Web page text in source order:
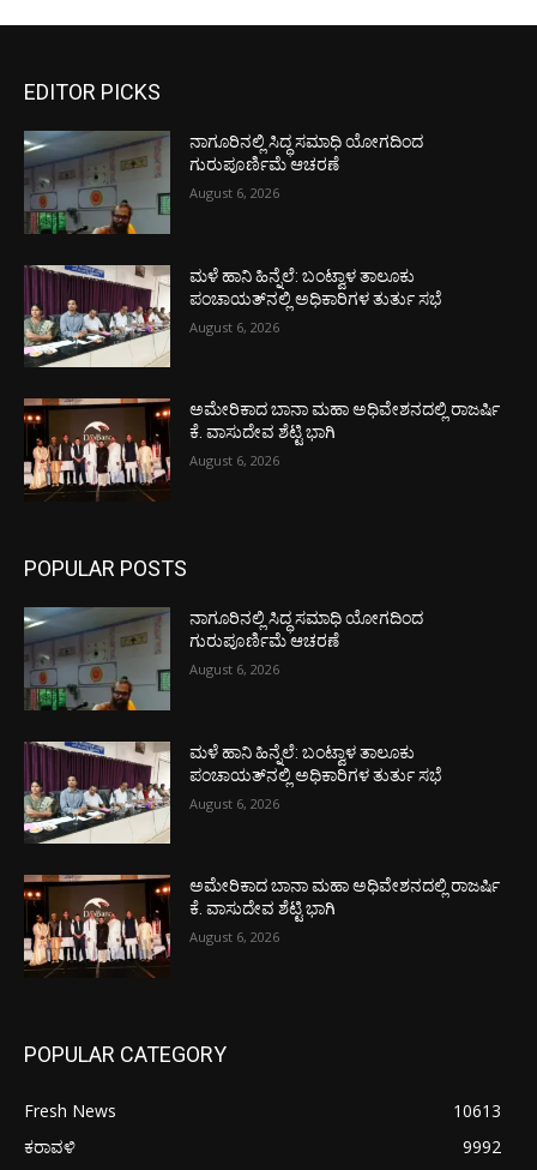
EDITOR PICKS
ನಾಗೂರಿನಲ್ಲಿ ಸಿದ್ಧ ಸಮಾಧಿ ಯೋಗದಿಂದ
ಗುರುಪೂರ್ಣಿಮೆ ಆಚರಣೆ
August 6, 2026
ಮಳೆ ಹಾನಿ ಹಿನ್ನೆಲೆ: ಬಂಟ್ವಾಳ ತಾಲೂಕು
ಪಂಚಾಯತ್‌ನಲ್ಲಿ ಅಧಿಕಾರಿಗಳ ತುರ್ತು ಸಭೆ
August 6, 2026
ಅಮೇರಿಕಾದ ಬಾನಾ ಮಹಾ ಅಧಿವೇಶನದಲ್ಲಿ ರಾಜರ್ಷಿ
ಕೆ. ವಾಸುದೇವ ಶೆಟ್ಟಿ ಭಾಗಿ
August 6, 2026
POPULAR POSTS
ನಾಗೂರಿನಲ್ಲಿ ಸಿದ್ಧ ಸಮಾಧಿ ಯೋಗದಿಂದ
ಗುರುಪೂರ್ಣಿಮೆ ಆಚರಣೆ
August 6, 2026
ಮಳೆ ಹಾನಿ ಹಿನ್ನೆಲೆ: ಬಂಟ್ವಾಳ ತಾಲೂಕು
ಪಂಚಾಯತ್‌ನಲ್ಲಿ ಅಧಿಕಾರಿಗಳ ತುರ್ತು ಸಭೆ
August 6, 2026
ಅಮೇರಿಕಾದ ಬಾನಾ ಮಹಾ ಅಧಿವೇಶನದಲ್ಲಿ ರಾಜರ್ಷಿ
ಕೆ. ವಾಸುದೇವ ಶೆಟ್ಟಿ ಭಾಗಿ
August 6, 2026
POPULAR CATEGORY
Fresh News
10613
ಕರಾವಳಿ
9992